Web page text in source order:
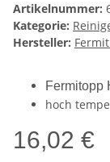
Artikelnummer:
Kategorie:
Hersteller:
Fermitopp
hoch
16,02 €